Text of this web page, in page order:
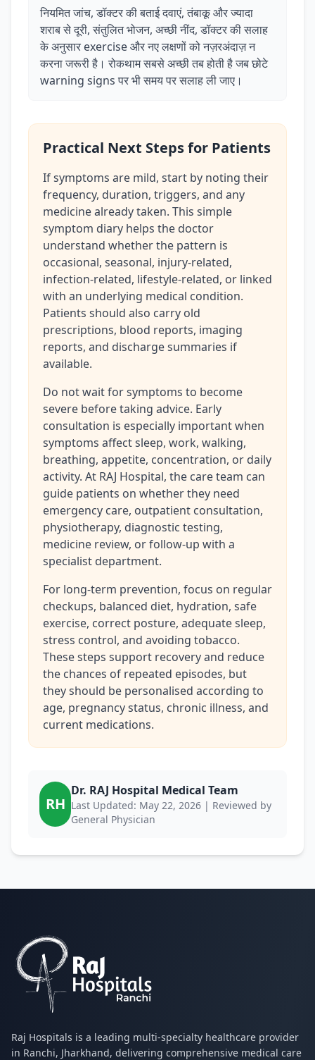
नियमित जांच, डॉक्टर की बताई दवाएं, तंबाकू और ज्यादा
शराब से दूरी, संतुलित भोजन, अच्छी नींद, डॉक्टर की सलाह
के अनुसार exercise और नए लक्षणों को नज़रअंदाज़ न
करना जरूरी है। रोकथाम सबसे अच्छी तब होती है जब छोटे
warning signs पर भी समय पर सलाह ली जाए।
Practical Next Steps for Patients
If symptoms are mild, start by noting their
frequency, duration, triggers, and any
medicine already taken. This simple
symptom diary helps the doctor
understand whether the pattern is
occasional, seasonal, injury-related,
infection-related, lifestyle-related, or linked
with an underlying medical condition.
Patients should also carry old
prescriptions, blood reports, imaging
reports, and discharge summaries if
available.
Do not wait for symptoms to become
severe before taking advice. Early
consultation is especially important when
symptoms affect sleep, work, walking,
breathing, appetite, concentration, or daily
activity. At RAJ Hospital, the care team can
guide patients on whether they need
emergency care, outpatient consultation,
physiotherapy, diagnostic testing,
medicine review, or follow-up with a
specialist department.
For long-term prevention, focus on regular
checkups, balanced diet, hydration, safe
exercise, correct posture, adequate sleep,
stress control, and avoiding tobacco.
These steps support recovery and reduce
the chances of repeated episodes, but
they should be personalised according to
age, pregnancy status, chronic illness, and
current medications.
RH
Dr. RAJ Hospital Medical Team
Last Updated: May 22, 2026 | Reviewed by
General Physician
Raj Hospitals is a leading multi-specialty healthcare provider
in Ranchi, Jharkhand, delivering comprehensive medical care